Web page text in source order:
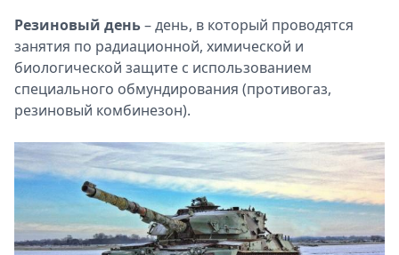
Резиновый день– день, в который проводятся
занятия по радиационной, химической и
биологической защите с использованием
специального обмундирования (противогаз,
резиновый комбинезон).